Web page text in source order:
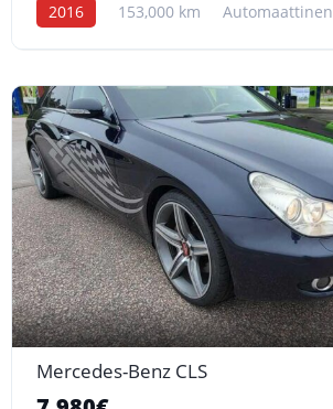
2016 153,000 km Automaattinen
Mercedes-Benz CLS